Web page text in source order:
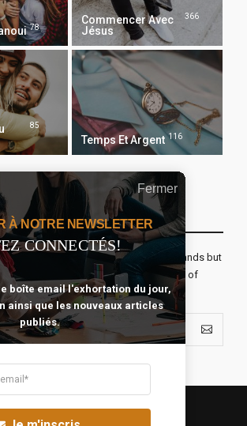
78
Commencer Avec
Jésus
366
85
Temps Et Argent 116
Newsletter Chaque Matin
discovery consists not in seeking new lands but
All journeys have secret destinations of
unaware.
Fermer
À NOTRE NEWSLETTER
CONNECTÉS!
boîte email l'exhortation du jour,
ainsi que les nouveaux articles
publiés.